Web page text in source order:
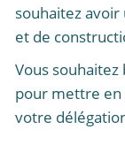
souhaitez
et de
Vous souhaitez
pour mettre en
votre